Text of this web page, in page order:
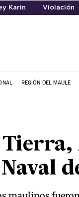
Karin Violación
REGIÓN DEL MAULE